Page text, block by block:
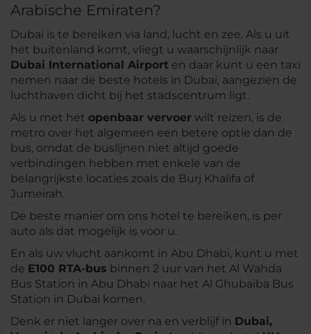
Arabische Emiraten?
Dubai is te bereiken via land, lucht en zee. Als u uit
het buitenland komt, vliegt u waarschijnlijk naar
Dubai International Airport en daar kunt u een taxi
nemen naar de beste hotels in Dubai, aangezien de
luchthaven dicht bij het stadscentrum ligt.
Als u met het openbaar vervoer wilt reizen, is de
metro over het algemeen een betere optie dan de
bus, omdat de buslijnen niet altijd goede
verbindingen hebben met enkele van de
belangrijkste locaties zoals de Burj Khalifa of
Jumeirah.
De beste manier om ons hotel te bereiken, is per
auto als dat mogelijk is voor u.
En als uw vlucht aankomt in Abu Dhabi, kunt u met
de E100 RTA-bus binnen 2 uur van het Al Wahda
Bus Station in Abu Dhabi naar het Al Ghubaiba Bus
Station in Dubai komen.
Denk er niet langer over na en verblijf in Dubai,